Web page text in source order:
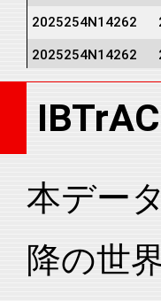
2025254N14262
2025254N14262
2025254N14262
2025254N14262
2025254N14262
2025254N14262
2025254N14262
本デー
降の世